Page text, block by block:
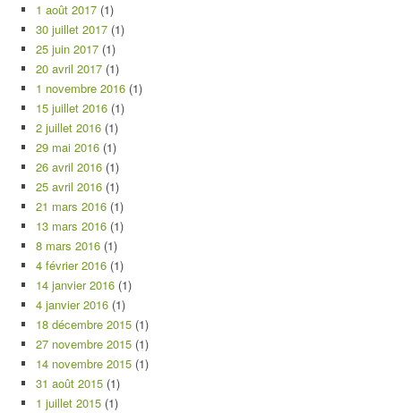
1 août 2017 (1)
30 juillet 2017 (1)
25 juin 2017 (1)
20 avril 2017 (1)
1 novembre 2016 (1)
15 juillet 2016 (1)
2 juillet 2016 (1)
29 mai 2016 (1)
26 avril 2016 (1)
25 avril 2016 (1)
21 mars 2016 (1)
13 mars 2016 (1)
8 mars 2016 (1)
4 février 2016 (1)
14 janvier 2016 (1)
4 janvier 2016 (1)
18 décembre 2015 (1)
27 novembre 2015 (1)
14 novembre 2015 (1)
31 août 2015 (1)
1 juillet 2015 (1)